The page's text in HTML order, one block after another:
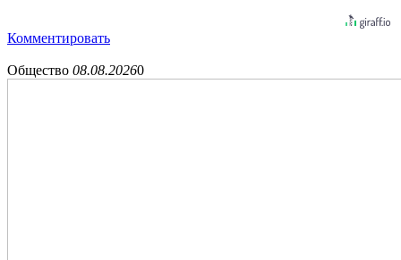
Комментировать
Общество 08.08.20260